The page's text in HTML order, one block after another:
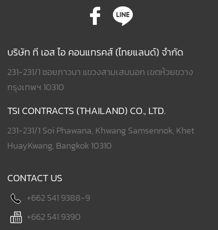
บริษัท ที เอส ไอ คอนแทรคส์ (ไทยแลนด์) จำกัด
231-231/1 ซอยภาวนา แขวงสามเสนนอก เขตห้วยขวาง
กรุงเทพฯ 10310
TSI CONTRACTS (THAILAND) CO., LTD.
231-231/1 Soi Phawana, Khwang Samsennok, Khet
HuayKwang, Bangkok 10310
CONTACT US
+662 541 9388-9
+662 541 9390